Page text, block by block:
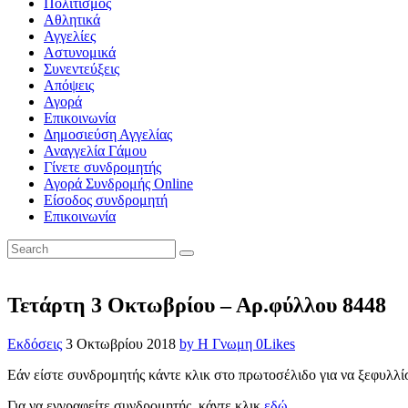
Αθλητικά
Αγγελίες
Αστυνομικά
Συνεντεύξεις
Απόψεις
Αγορά
Επικοινωνία
Δημοσιεύση Αγγελίας
Αναγγελία Γάμου
Γίνετε συνδρομητής
Αγορά Συνδρομής Online
Είσοδος συνδρομητή
Επικοινωνία
Τετάρτη 3 Οκτωβρίου – Αρ.φύλλου 8448
Εκδόσεις 3 Οκτωβρίου 2018 by Η Γνωμη 0Likes
Εάν είστε συνδρομητής κάντε κλικ στο πρωτοσέλιδο για να